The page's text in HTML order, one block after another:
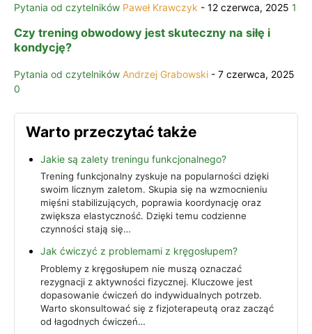
Pytania od czytelników Paweł Krawczyk - 12 czerwca, 2025 1
Czy trening obwodowy jest skuteczny na siłę i
kondycję?
Pytania od czytelników Andrzej Grabowski - 7 czerwca, 2025
0
Warto przeczytać także
Jakie są zalety treningu funkcjonalnego?
Trening funkcjonalny zyskuje na popularności dzięki
swoim licznym zaletom. Skupia się na wzmocnieniu
mięśni stabilizujących, poprawia koordynację oraz
zwiększa elastyczność. Dzięki temu codzienne
czynności stają się…
Jak ćwiczyć z problemami z kręgosłupem?
Problemy z kręgosłupem nie muszą oznaczać
rezygnacji z aktywności fizycznej. Kluczowe jest
dopasowanie ćwiczeń do indywidualnych potrzeb.
Warto skonsultować się z fizjoterapeutą oraz zacząć
od łagodnych ćwiczeń…